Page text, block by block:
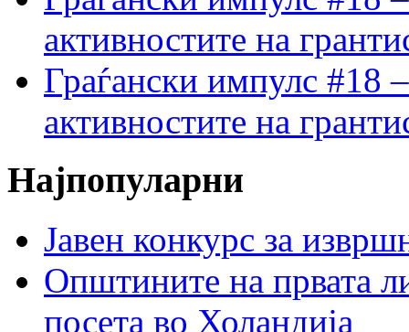
активностите на
Граѓански импулс #18
активностите на
Најпопуларни
Јавен конкурс за
Општините на првата
посета во Холандија